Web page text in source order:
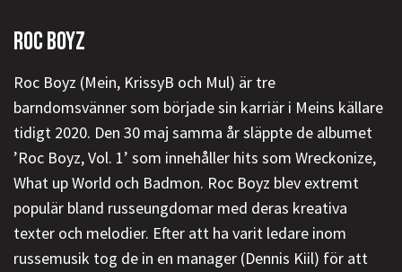
ROC BOYZ
Roc Boyz (Mein, KrissyB och Mul) är tre
barndomsvänner som började sin karriär i Meins källare
tidigt 2020. Den 30 maj samma år släppte de albumet
’Roc Boyz, Vol. 1’ som innehåller hits som Wreckonize,
What up World och Badmon. Roc Boyz blev extremt
populär bland russeungdomar med deras kreativa
texter och melodier. Efter att ha varit ledare inom
russemusik tog de in en manager (Dennis Kiil) för att